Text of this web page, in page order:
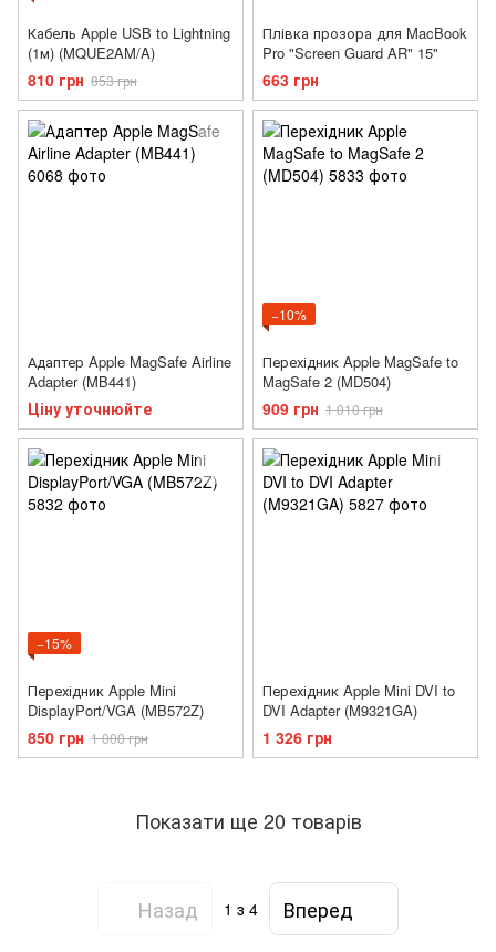
Кабель Apple USB to Lightning
(1м) (MQUE2AM/A)
810 грн 853 грн
Плівка прозора для MacBook
Pro "Screen Guard AR" 15"
663 грн
Адаптер Apple MagSafe Airline
Adapter (MB441)
Ціну уточнюйте
−10%
Перехідник Apple MagSafe to
MagSafe 2 (MD504)
909 грн 1 010 грн
−15%
Перехідник Apple Mini
DisplayPort/VGA (MB572Z)
850 грн 1 000 грн
Перехідник Apple Mini DVI to
DVI Adapter (M9321GA)
1 326 грн
Показати ще 20 товарів
Назад 1 з 4 Вперед